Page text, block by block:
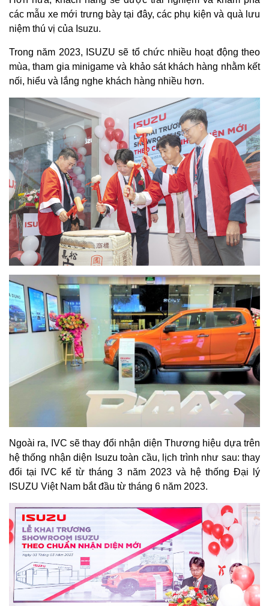
các mẫu xe mới trưng bày tại đây, các phụ kiện và quà lưu
niệm thú vị của Isuzu.
Trong năm 2023, ISUZU sẽ tổ chức nhiều hoạt động theo
mùa, tham gia minigame và khảo sát khách hàng nhằm kết
nối, hiểu và lắng nghe khách hàng nhiều hơn.
Ngoài ra, IVC sẽ thay đổi nhận diện Thương hiệu dựa trên
hệ thống nhận diện Isuzu toàn cầu, lịch trình như sau: thay
đổi tại IVC kể từ tháng 3 năm 2023 và hệ thống Đại lý
ISUZU Việt Nam bắt đầu từ tháng 6 năm 2023.